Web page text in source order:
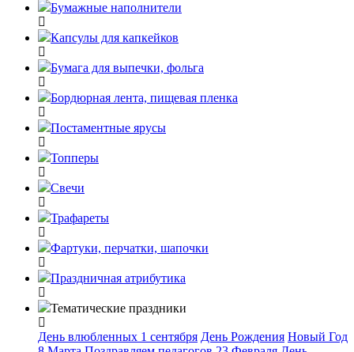
Бумажные наполнители
Капсулы для капкейков
Бумага для выпечки, фольга
Бордюрная лента, пищевая пленка
Постаментные ярусы
Топперы
Свечи
Трафареты
Фартуки, перчатки, шапочки
Праздничная атрибутика
Тематические праздники
День влюбленных 1 сентября День Рождения Новый Год